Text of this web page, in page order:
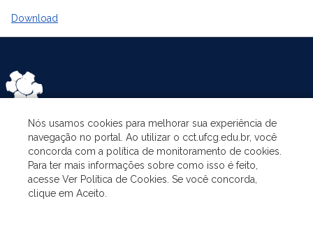
Download
ASSUNTOS
O PROGRAMA
Nós usamos cookies para melhorar sua experiência de
navegação no portal. Ao utilizar o cct.ufcg.edu.br, você
concorda com a política de monitoramento de cookies.
Para ter mais informações sobre como isso é feito,
acesse Ver Política de Cookies. Se você concorda,
clique em Aceito.